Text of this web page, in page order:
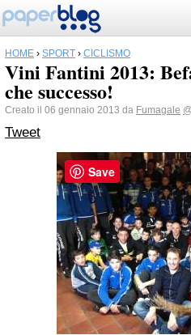
HOME › SPORT › CICLISMO
Vini Fantini 2013:
che successo!
Creato il 06 gennaio 2013 da Fumagale
Tweet
Save